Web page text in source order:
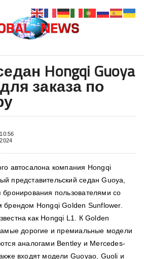
Hongqi Guoya
заказа по
10:56
2024
автосалона компания Hongqi
представительский седан Guoya,
бронирования пользователями со
брендом Hongqi Golden Sunflower.
как Hongqi L1. К Golden
дорогие и премиальные модели
аналогами Bentley и Mercedes-
входят модели Guoyao, Guoli и